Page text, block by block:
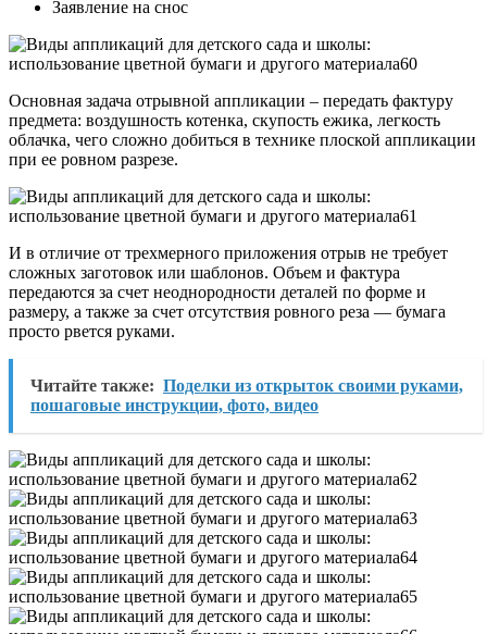
Заявление на снос
Основная задача отрывной аппликации – передать фактуру
предмета: воздушность котенка, скупость ежика, легкость
облачка, чего сложно добиться в технике плоской аппликации
при ее ровном разрезе.
И в отличие от трехмерного приложения отрыв не требует
сложных заготовок или шаблонов. Объем и фактура
передаются за счет неоднородности деталей по форме и
размеру, а также за счет отсутствия ровного реза — бумага
просто рвется руками.
Читайте также: Поделки из открыток своими руками,
пошаговые инструкции, фото, видео